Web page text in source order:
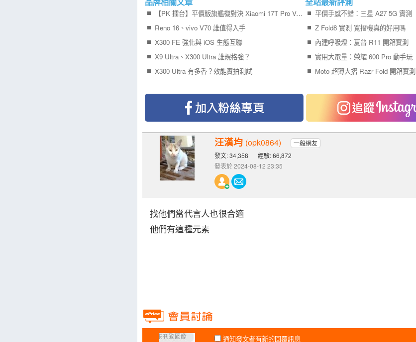
【PK 擂台】平價版旗艦機對決 Xiaomi 17T Pro V.S. vivo X300 FE
Reno 16、vivo V70 誰值得入手
X300 FE 強化與 iOS 生態互聯
X9 Ultra、X300 Ultra 誰規格強？
X300 Ultra 有多香？效能實拍測試
平價手感不錯：三星 A27 5G 實測
Z Fold8 實測 寬摺機真的好用嗎
內建呼吸燈：夏普 R11 開箱實測
實用大電量：榮耀 600 Pro 動手玩
Moto 超薄大摺 Razr Fold 開箱實測
汪漢均 (opk0864)
一般網友
發文: 34,358
經驗: 66,872
發表於 2024-08-12 23:35
找他們當代言人也很合適
他們有這種元素
通知發文者有新的回覆訊息